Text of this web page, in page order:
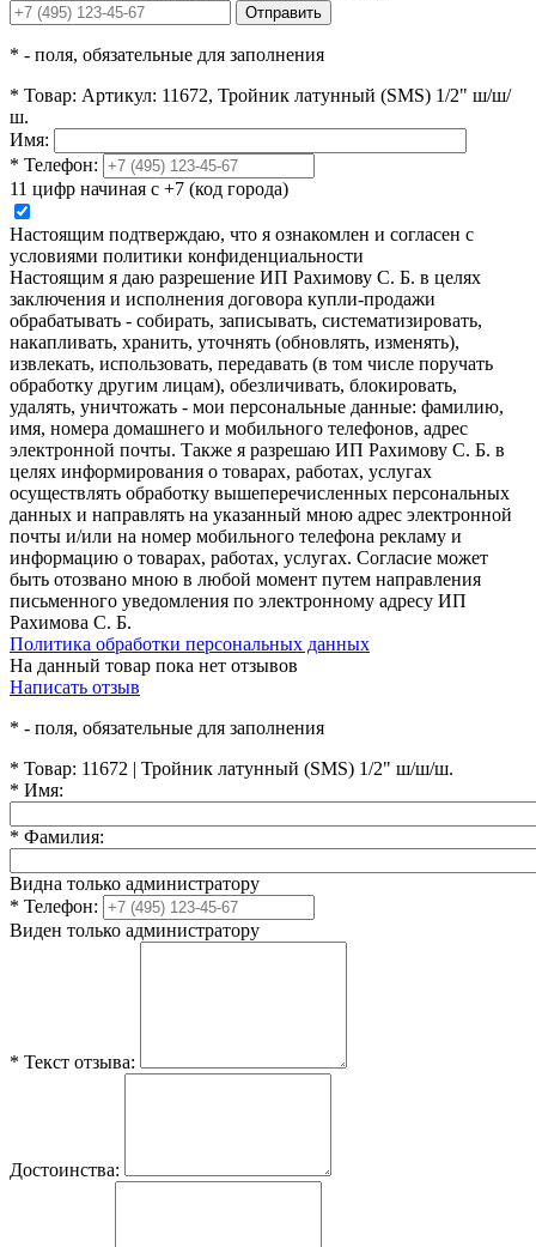
Отправить
* - поля, обязательные для заполнения
* Товар: Артикул: 11672, Тройник латунный (SMS) 1/2" ш/ш/
ш.
Имя:
* Телефон:
11 цифр начиная с +7 (код города)
Настоящим подтверждаю, что я ознакомлен и согласен с
условиями политики конфиденциальности
Настоящим я даю разрешение ИП Рахимову С. Б. в целях
заключения и исполнения договора купли-продажи
обрабатывать - собирать, записывать, систематизировать,
накапливать, хранить, уточнять (обновлять, изменять),
извлекать, использовать, передавать (в том числе поручать
обработку другим лицам), обезличивать, блокировать,
удалять, уничтожать - мои персональные данные: фамилию,
имя, номера домашнего и мобильного телефонов, адрес
электронной почты. Также я разрешаю ИП Рахимову С. Б. в
целях информирования о товарах, работах, услугах
осуществлять обработку вышеперечисленных персональных
данных и направлять на указанный мною адрес электронной
почты и/или на номер мобильного телефона рекламу и
информацию о товарах, работах, услугах. Согласие может
быть отозвано мною в любой момент путем направления
письменного уведомления по электронному адресу ИП
Рахимова С. Б.
Политика обработки персональных данных
На данный товар пока нет отзывов
Написать отзыв
* - поля, обязательные для заполнения
* Товар: 11672 | Тройник латунный (SMS) 1/2" ш/ш/ш.
* Имя:
* Фамилия:
Видна только администратору
* Телефон:
Виден только администратору
* Текст отзыва:
Достоинства: